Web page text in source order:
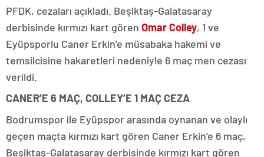
PFDK, cezaları açıkladı. Beşiktaş-Galatasaray
derbisinde kırmızı kart gören Omar Colley, 1 ve
Eyüpsporlu Caner Erkin’e müsabaka hakemi ve
temsilcisine hakaretleri nedeniyle 6 maç men cezası
verildi.
CANER’E 6 MAÇ, COLLEY’E 1 MAÇ CEZA
Bodrumspor ile Eyüpspor arasında oynanan ve olaylı
geçen maçta kırmızı kart gören Caner Erkin’e 6 maç,
Beşiktaş-Galatasaray derbisinde kırmızı kart gören